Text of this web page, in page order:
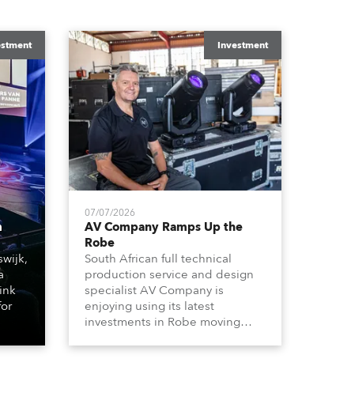
Investment
07/07/2026
AV Company Ramps Up the
Robe
South African full technical
production service and design
specialist AV Company is
enjoying using its latest
investments in Robe moving
adding ESPRITES and more